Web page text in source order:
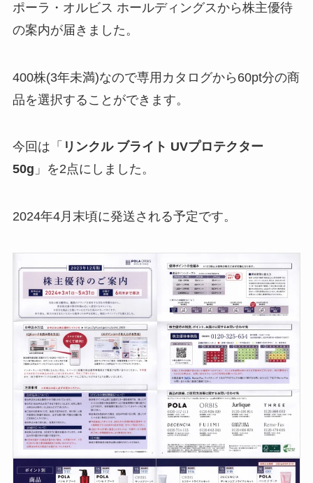
ポーラ・オルビス ホールディングスから株主優待
の案内が届きました。
400株(3年未満)なので専用カタログから60pt分の商
品を選択することができます。
今回は「 リンクル ブライト UVプロテクター
50g 」を2点にしました。
2024年4月末頃に発送される予定です。